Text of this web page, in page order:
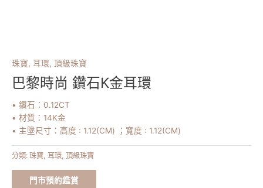
珠寶, 耳環, 頂級珠寶
巴黎時尚 鑽石K金耳環
• 鑽石：0.12CT
• 材質：14K金
• 主墬尺寸：高度 : 1.12(CM) ；寬度 : 1.12(CM)
分類: 珠寶, 耳環, 頂級珠寶
門市預約鑑賞